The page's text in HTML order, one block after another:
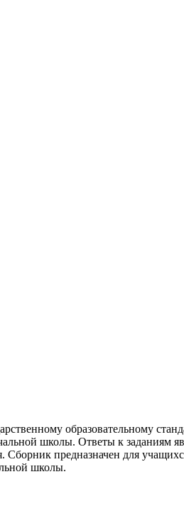
образовательному
школы. Ответы к заданиям
предназначен для
школы.